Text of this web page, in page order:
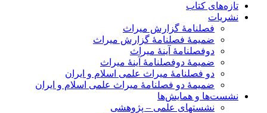
تازه‌های کتاب
نشریات
فصلنامۀ گزارش میراث
ضمیمۀ فصلنامۀ گزارش میراث
دوفصلنامۀ آینۀ میراث
ضمیمۀ دوفصلنامۀ آینۀ میراث
دو فصلنامۀ میراث علمی اسلام و ایران
ضمیمۀ دو فصلنامۀ میراث علمی اسلام و ایران
نشست‌ها و همایش‌ها
نشستهای علمی – پژوهشی